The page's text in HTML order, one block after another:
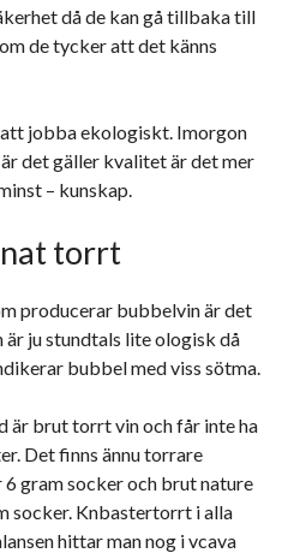
då de kan gå tillbaka till
de tycker att det känns
jobba ekologiskt. Imorgon
det gäller kvalitet är det mer
– kunskap.
torrt
producerar bubbelvin är det
ju stundtals lite ologisk då
bubbel med viss sötma.
är brut torrt vin och får inte ha
Det finns ännu torrare
gram socker och brut nature
socker. Knbastertorrt i alla
hittar man nog i vcava